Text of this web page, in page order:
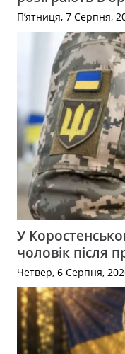
П’ятниця, 7 Серпня,
У
чоловік після
Четвер, 6 Серпня,